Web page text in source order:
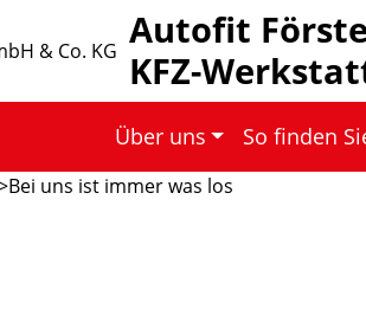
Autofit
KFZ-
Über uns So finden